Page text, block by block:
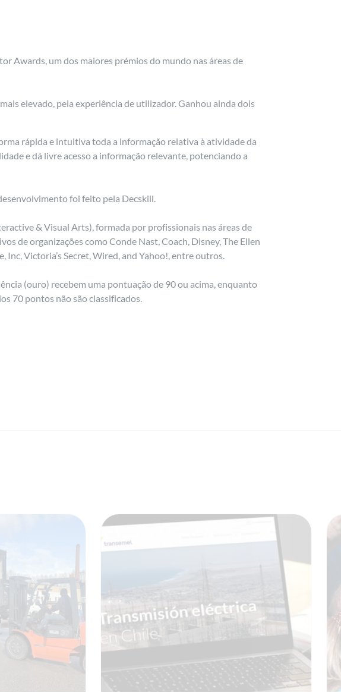
Awards, um dos maiores prémios do mundo nas áreas de
elevado, pela experiência de utilizador. Ganhou ainda dois
rápida e intuitiva toda a informação relativa à atividade da
e dá livre acesso a informação relevante, potenciando a
foi feito pela Decskill.
& Visual Arts), formada por profissionais nas áreas de
de organizações como Conde Nast, Coach, Disney, The Ellen
Victoria’s Secret, Wired, and Yahoo!, entre outros.
(ouro) recebem uma pontuação de 90 ou acima, enquanto
70 pontos não são classificados.